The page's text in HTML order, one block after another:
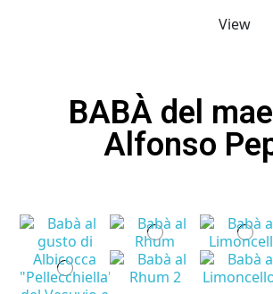
View
BABÀ del
Alfonso